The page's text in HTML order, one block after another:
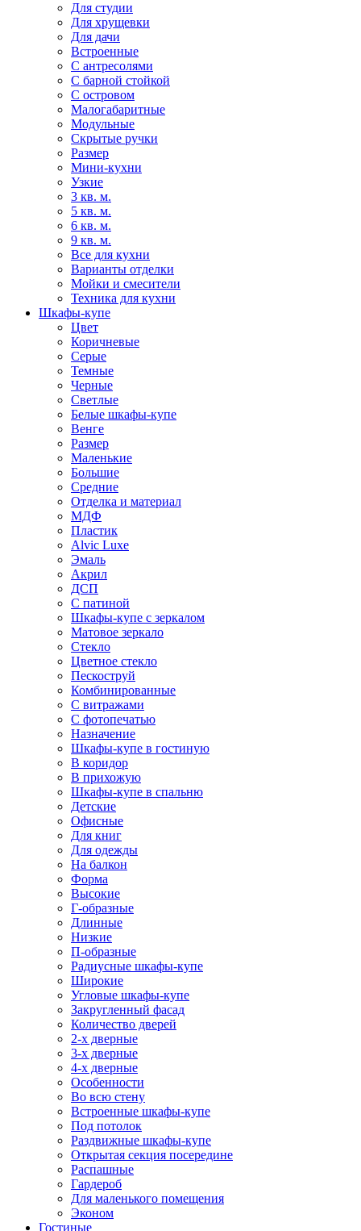
Для студии
Для хрущевки
Для дачи
Встроенные
С антресолями
С барной стойкой
С островом
Малогабаритные
Модульные
Скрытые ручки
Размер
Мини-кухни
Узкие
3 кв. м.
5 кв. м.
6 кв. м.
9 кв. м.
Все для кухни
Варианты отделки
Мойки и смесители
Техника для кухни
Шкафы-купе
Цвет
Коричневые
Серые
Темные
Черные
Светлые
Белые шкафы-купе
Венге
Размер
Маленькие
Большие
Средние
Отделка и материал
МДФ
Пластик
Alvic Luxe
Эмаль
Акрил
ДСП
С патиной
Шкафы-купе с зеркалом
Матовое зеркало
Стекло
Цветное стекло
Пескоструй
Комбинированные
С витражами
С фотопечатью
Назначение
Шкафы-купе в гостиную
В коридор
В прихожую
Шкафы-купе в спальню
Детские
Офисные
Для книг
Для одежды
На балкон
Форма
Высокие
Г-образные
Длинные
Низкие
П-образные
Радиусные шкафы-купе
Широкие
Угловые шкафы-купе
Закругленный фасад
Количество дверей
2-х дверные
3-х дверные
4-х дверные
Особенности
Во всю стену
Встроенные шкафы-купе
Под потолок
Раздвижные шкафы-купе
Открытая секция посередине
Распашные
Гардероб
Для маленького помещения
Эконом
Гостиные